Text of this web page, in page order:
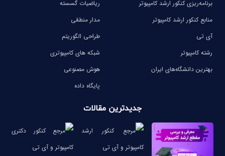
برنامه‌ریزی کنکور ارشد کامپیوتر
منابع کنکور ارشد کامپیوتر
آی تی
رشته کامپیوتر
بهترین دانشگاه‌های ایران
ریاضیات گسسته
مدار منطقی
طراحی الگوریتم
شبکه های کامپیوتری
هوش مصنوعی
پایگاه داده
جدیدترین مقالات